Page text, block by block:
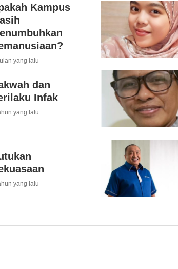
Kampus
yang lalu
dan
Infak
yang lalu
yang lalu